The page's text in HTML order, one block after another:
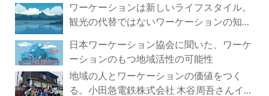
ワーケーションは新しいライフスタイル。
観光の代替ではないワーケーションの知ら
日本ワーケーション協会に聞いた、ワーケ
ーションのもつ地域活性の可能性
地域の人とワーケーションの価値をつく
る。小田急電鉄株式会社 木谷周吾さんイン